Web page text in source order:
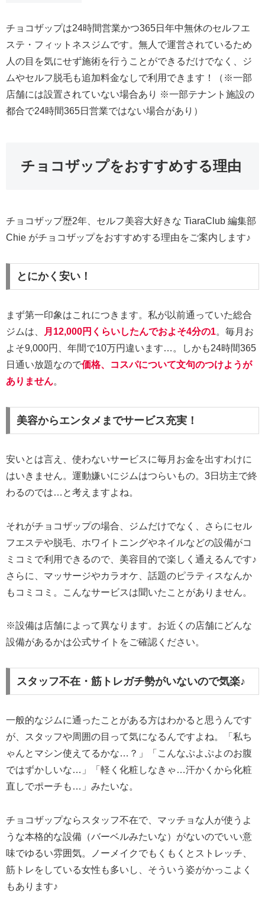
チョコザップは24時間営業かつ365日年中無休のセルフエ
ステ・フィットネスジムです。無人で運営されているため
人の目を気にせず施術を行うことができるだけでなく、ジ
ムやセルフ脱毛も追加料金なしで利用できます！（※一部
店舗には設置されていない場合あり ※一部テナント施設の
都合で24時間365日営業ではない場合があり）
チョコザップをおすすめする理由
チョコザップ歴2年、セルフ美容大好きな TiaraClub 編集部
Chie がチョコザップをおすすめする理由をご案内します♪
とにかく安い！
まず第一印象はこれにつきます。私が以前通っていた総合
ジムは、
月12,000円くらいしたんでおよそ4分の1。毎月お
よそ9,000円、年間で10万円違います…。しかも24時間365
日通い放題なので価格、コスパについて文句のつけようが
ありません。
美容からエンタメまでサービス充実！
安いとは言え、使わないサービスに毎月お金を出すわけに
はいきません。運動嫌いにジムはつらいもの。3日坊主で終
わるのでは…と考えますよね。
それがチョコザップの場合、ジムだけでなく、さらにセル
フエステや脱毛、ホワイトニングやネイルなどの設備がコ
ミコミで利用できるので、美容目的で楽しく通えるんです♪
さらに、マッサージやカラオケ、話題のピラティスなんか
もコミコミ。こんなサービスは聞いたことがありません。
※設備は店舗によって異なります。お近くの店舗にどんな
設備があるかは公式サイトをご確認ください。
スタッフ不在・筋トレガチ勢がいないので気楽♪
一般的なジムに通ったことがある方はわかると思うんです
が、スタッフや周囲の目って気になるんですよね。「私ち
ゃんとマシン使えてるかな…？」「こんなぷよぷよのお腹
ではずかしいな…」「軽く化粧しなきゃ…汗かくから化粧
直しでポーチも…」みたいな。
チョコザップならスタッフ不在で、マッチョな人が使うよ
うな本格的な設備（バーベルみたいな）がないのでいい意
味でゆるい雰囲気。ノーメイクでもくもくとストレッチ、
筋トレをしている女性も多いし、そういう姿がかっこよく
もあります♪